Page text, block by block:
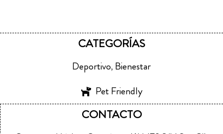
CATEGORÍAS
Deportivo, Bienestar
Pet Friendly
CONTACTO